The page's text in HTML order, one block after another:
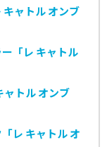
キャトル オンブ
「レ キャトル
ャトル オンブ
レ キャトル オ